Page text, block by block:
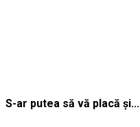
S-ar putea să vă placă și...